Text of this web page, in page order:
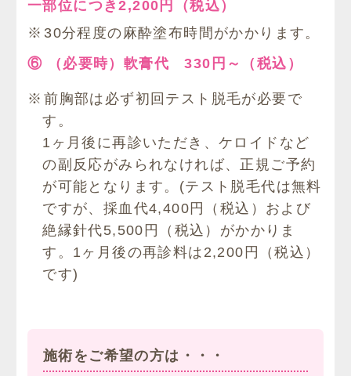
一部位につき2,200円（税込）
30分程度の麻酔塗布時間がかかります。
⑥ （必要時）軟膏代 330円～（税込）
前胸部は必ず初回テスト脱毛が必要で
す。
1ヶ月後に再診いただき、ケロイドなど
の副反応がみられなければ、正規ご予約
が可能となります。(テスト脱毛代は無料
ですが、採血代4,400円（税込）および
絶縁針代5,500円（税込）がかかりま
す。1ヶ月後の再診料は2,200円（税込）
です)
施術をご希望の方は・・・